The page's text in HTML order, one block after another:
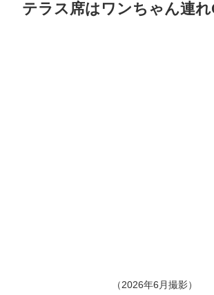
テラス席はワンちゃん連れ
（2026年6月撮影）